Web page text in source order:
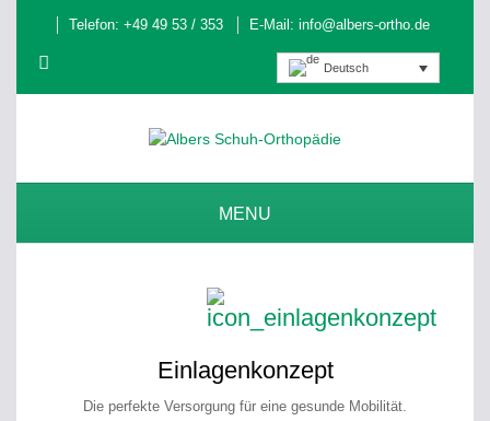
Deutsch
Telefon: +49 49 53 / 353 E-Mail: info@albers-ortho.de
MENU
Einlagenkonzept
Die perfekte Versorgung für eine gesunde Mobilität.